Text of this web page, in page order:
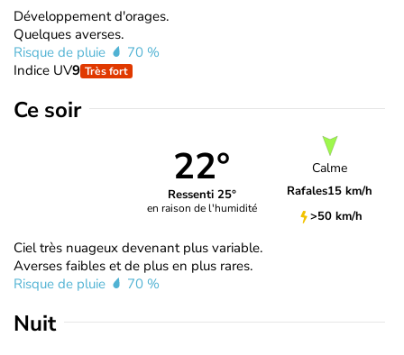
Développement d'orages.
Quelques averses.
Risque de pluie
70 %
Indice UV9 Très fort
Ce soir
22°
Ressenti 25°
en raison de l'humidité
Calme
Rafales15 km/h
>50 km/h
Ciel très nuageux devenant plus variable.
Averses faibles et de plus en plus rares.
Risque de pluie
70 %
Nuit